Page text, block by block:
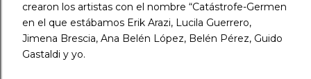
crearon los artistas con el nombre “Catástrofe-Germen
en el que estábamos Erik Arazi, Lucila Guerrero,
Jimena Brescia, Ana Belén López, Belén Pérez, Guido
Gastaldi y yo.